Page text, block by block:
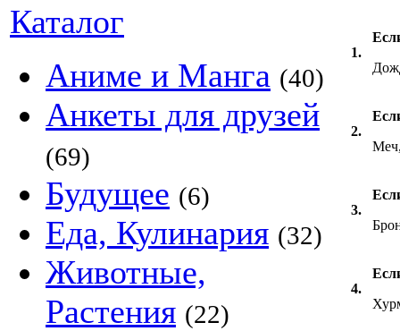
Каталог
Аниме и Манга (40)
Анкеты для друзей
(69)
Будущее (6)
Еда, Кулинария (32)
Животные,
Растения (22)
1.
2.
3.
4.